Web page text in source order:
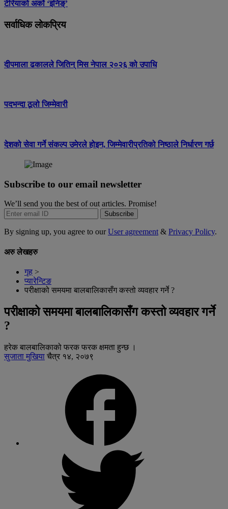
टेरियाको अर्को ‘इनिङ्’
सर्वाधिक लोकप्रिय
दीपमाला ढकालले जितिन् मिस नेपाल २०२६ को उपाधि
पदभन्दा ठूलो जिम्मेवारी
देशको सेवा गर्ने संकल्प उमेरले होइन, जिम्मेवारीप्रतिको निष्ठाले निर्धारण गर्छ
Subscribe to our email newsletter
We’ll send you the best of out articles. Promise!
Subscribe
By signing up, you agree to ourUser agreement& Privacy Policy.
अरु लेखहरु
गृह >
प्यारेन्टिङ
परीक्षाको समयमा बालबालिकासँग कस्तो व्यवहार गर्ने ?
परीक्षाको समयमा बालबालिकासँग कस्तो व्यवहार गर्ने
?
हरेक बालबालिकाको फरक फरक क्षमता हुन्छ ।
सुजाता मुखिया चैत्र १४, २०७९